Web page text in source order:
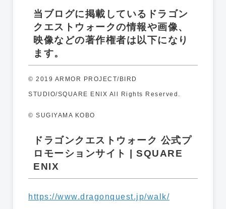
当ブログに掲載しているドラゴン
クエストウォークの情報や画像、
映像などの著作権者は以下になり
ます。
© 2019 ARMOR PROJECT/BIRD
STUDIO/SQUARE ENIX All Rights Reserved.
© SUGIYAMA KOBO
ドラゴンクエストウォーク 公式プ
ロモーションサイト | SQUARE
ENIX
https://www.dragonquest.jp/walk/